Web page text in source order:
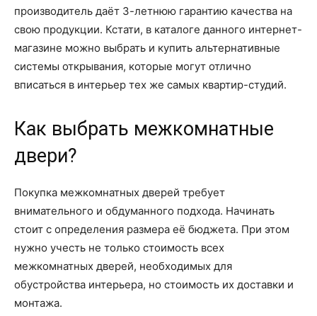
производитель даёт 3-летнюю гарантию качества на
свою продукции. Кстати, в каталоге данного интернет-
магазине можно выбрать и купить альтернативные
системы открывания, которые могут отлично
вписаться в интерьер тех же самых квартир-студий.
Как выбрать межкомнатные
двери?
Покупка межкомнатных дверей требует
внимательного и обдуманного подхода. Начинать
стоит с определения размера её бюджета. При этом
нужно учесть не только стоимость всех
межкомнатных дверей, необходимых для
обустройства интерьера, но стоимость их доставки и
монтажа.